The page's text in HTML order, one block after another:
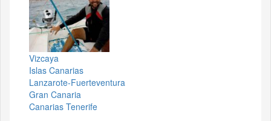
Vizcaya
Islas Canarias
Lanzarote-Fuerteventura
Gran Canaria
Canarias Tenerife